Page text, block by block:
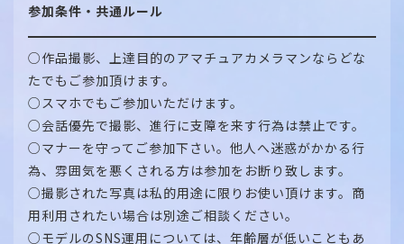
参加条件・共通ルール
○作品撮影、上達目的のアマチュアカメラマンならどな
たでもご参加頂けます。
○スマホでもご参加いただけます。
○会話優先で撮影、進行に支障を来す行為は禁止です。
○マナーを守ってご参加下さい。他人へ迷惑がかかる行
為、雰囲気を悪くされる方は参加をお断り致します。
○撮影された写真は私的用途に限りお使い頂けます。商
用利用されたい場合は別途ご相談ください。
○モデルのSNS運用については、年齢層が低いこともあ